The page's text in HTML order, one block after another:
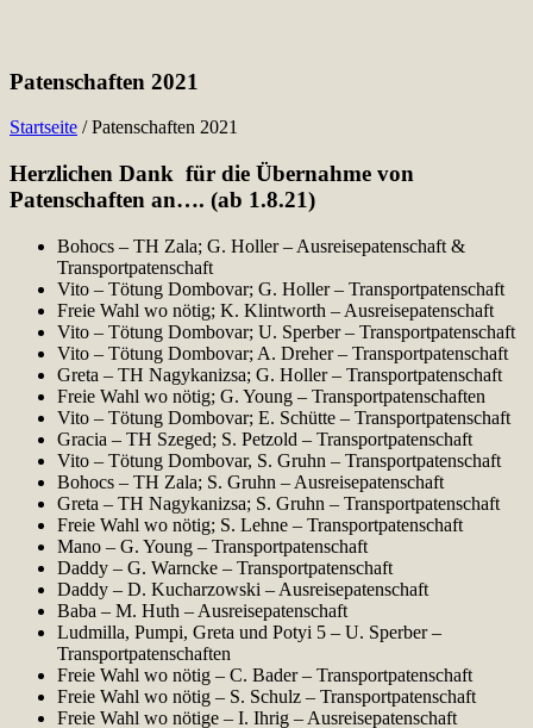
Patenschaften 2021
Startseite /Patenschaften 2021
Herzlichen Dank für die Übernahme von
Patenschaften an…. (ab 1.8.21)
Bohocs – TH Zala; G. Holler – Ausreisepatenschaft &
Transportpatenschaft
Vito – Tötung Dombovar; G. Holler – Transportpatenschaft
Freie Wahl wo nötig; K. Klintworth – Ausreisepatenschaft
Vito – Tötung Dombovar; U. Sperber – Transportpatenschaft
Vito – Tötung Dombovar; A. Dreher – Transportpatenschaft
Greta – TH Nagykanizsa; G. Holler – Transportpatenschaft
Freie Wahl wo nötig; G. Young – Transportpatenschaften
Vito – Tötung Dombovar; E. Schütte – Transportpatenschaft
Gracia – TH Szeged; S. Petzold – Transportpatenschaft
Vito – Tötung Dombovar, S. Gruhn – Transportpatenschaft
Bohocs – TH Zala; S. Gruhn – Ausreisepatenschaft
Greta – TH Nagykanizsa; S. Gruhn – Transportpatenschaft
Freie Wahl wo nötig; S. Lehne – Transportpatenschaft
Mano – G. Young – Transportpatenschaft
Daddy – G. Warncke – Transportpatenschaft
Daddy – D. Kucharzowski – Ausreisepatenschaft
Baba – M. Huth – Ausreisepatenschaft
Ludmilla, Pumpi, Greta und Potyi 5 – U. Sperber –
Transportpatenschaften
Freie Wahl wo nötig – C. Bader – Transportpatenschaft
Freie Wahl wo nötig – S. Schulz – Transportpatenschaft
Freie Wahl wo nötige – I. Ihrig – Ausreisepatenschaft